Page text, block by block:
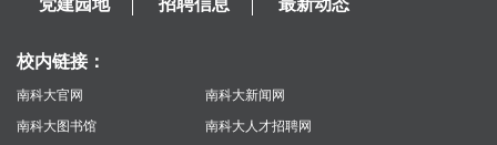
校内链接：
南科大官网
南科大新闻网
南科大图书馆
南科大人才招聘网